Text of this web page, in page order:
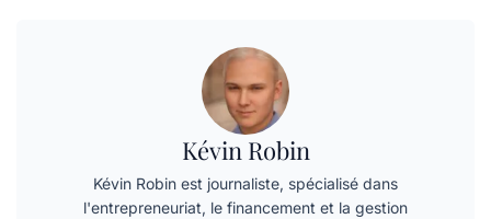
Kévin Robin
Kévin Robin est journaliste, spécialisé dans
l'entrepreneuriat, le financement et la gestion